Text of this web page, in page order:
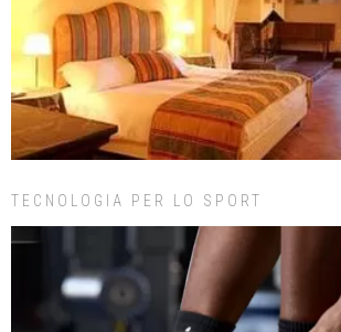
TECNOLOGIA PER LO SPORT